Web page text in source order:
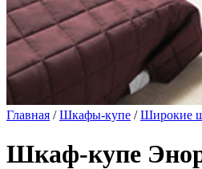
Главная /Шкафы-купе /Широкие
Шкаф-купе